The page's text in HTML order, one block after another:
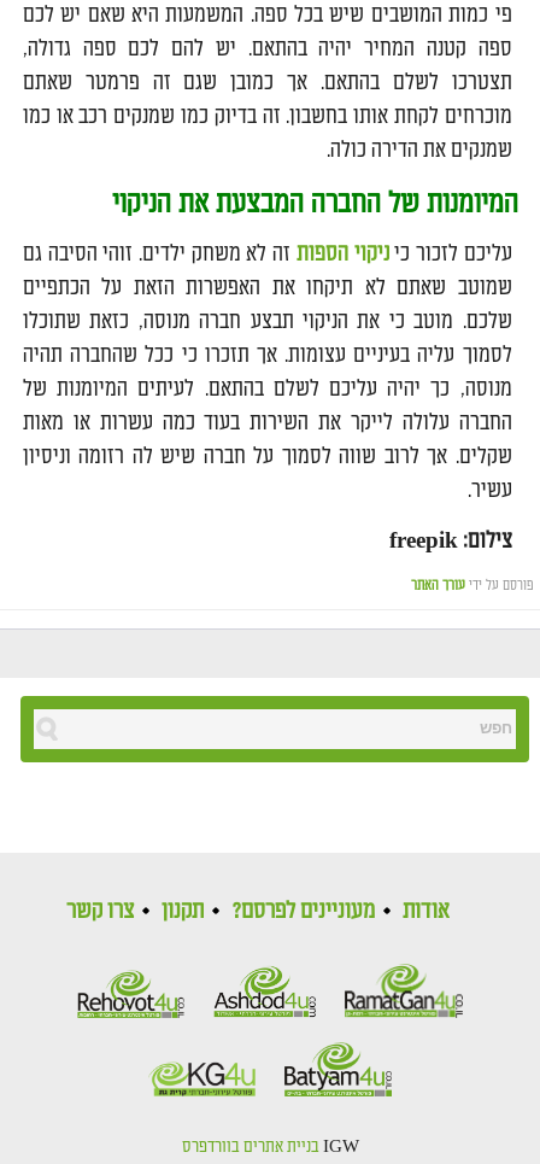
פי כמות המושבים שיש בכל ספה. המשמעות היא שאם יש לכם
ספה קטנה המחיר יהיה בהתאם. יש להם לכם ספה גדולה,
תצטרכו לשלם בהתאם. אך כמובן שגם זה פרמטר שאתם
מוכרחים לקחת אותו בחשבון. זה בדיוק כמו שמנקים רכב או כמו
שמנקים את הדירה כולה.
המיומנות של החברה המבצעת את הניקוי
עליכם לזכור כי ניקוי הספות זה לא משחק ילדים. זוהי הסיבה גם
שמוטב שאתם לא תיקחו את האפשרות הזאת על הכתפיים
שלכם. מוטב כי את הניקוי תבצע חברה מנוסה, כזאת שתוכלו
לסמוך עליה בעיניים עצומות. אך תזכרו כי ככל שהחברה תהיה
מנוסה, כך יהיה עליכם לשלם בהתאם. לעיתים המיומנות של
החברה עלולה לייקר את השירות בעוד כמה עשרות או מאות
שקלים. אך לרוב שווה לסמוך על חברה שיש לה רזומה וניסיון
עשיר.
צילום: freepik
פורסם על ידי עורך האתר
אודות מעוניינים לפרסם? תקנון צרו קשר
IGW בניית אתרים בוורדפרס